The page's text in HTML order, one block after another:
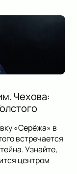
Чехова:
«Серёжа» в
встречается
Узнайте,
центром